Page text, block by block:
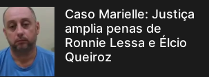
Caso Marielle: Justiça
amplia penas de
Ronnie Lessa e Élcio
Queiroz